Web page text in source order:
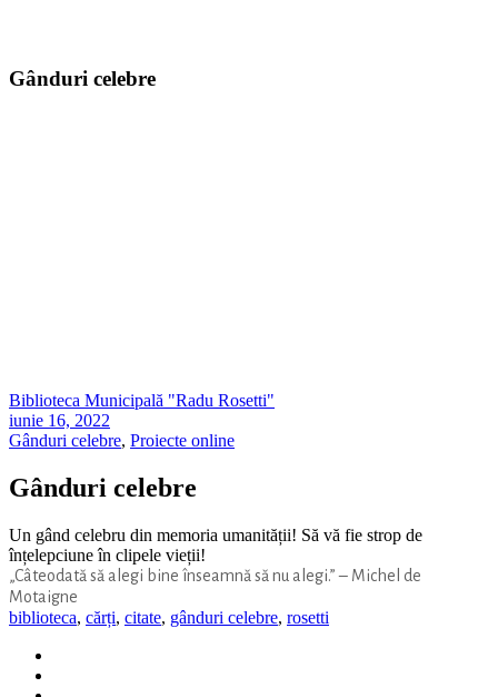
Gânduri celebre
Biblioteca Municipală "Radu Rosetti"
iunie 16, 2022
Gânduri celebre, Proiecte online
Gânduri celebre
Un gând celebru din memoria umanității! Să vă fie strop de
înțelepciune în clipele vieții!
„Câteodată să alegi bine înseamnă să nu alegi.” – Michel de
Motaigne
biblioteca, cărți, citate, gânduri celebre, rosetti